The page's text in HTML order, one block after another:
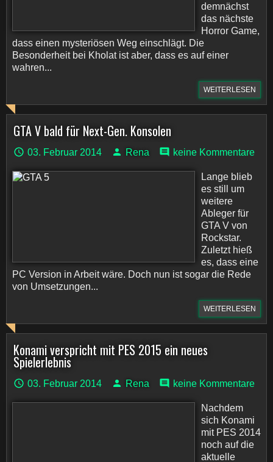
demnächst
das nächste
Horror Game,
dass einen mysteriösen Weg einschlägt. Die
Besonderheit bei Kholat ist aber, dass es auf einer
wahren...
WEITERLESEN
GTA V bald für Next-Gen. Konsolen
03. Februar 2014 Rena keine Kommentare
Lange blieb
es still um
weitere
Ableger für
GTA V von
Rockstar.
Zuletzt hieß
es, dass eine
PC Version in Arbeit wäre. Doch nun ist sogar die Rede
von Umsetzungen...
WEITERLESEN
Konami verspricht mit PES 2015 ein neues
Spielerlebnis
03. Februar 2014 Rena keine Kommentare
Nachdem
sich Konami
mit PES 2014
noch auf die
aktuelle